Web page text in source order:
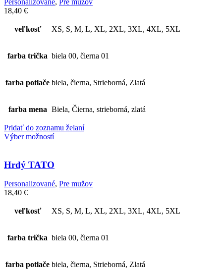
18,40 €
veľkosť XS, S, M, L, XL, 2XL, 3XL, 4XL, 5XL
farba trička biela 00, čierna 01
farba potlače biela, čierna, Strieborná, Zlatá
farba mena Biela, Čierna, strieborná, zlatá
Pridať do zoznamu želaní
Výber možností
Hrdý TATO
Personalizované, Pre mužov
18,40 €
veľkosť XS, S, M, L, XL, 2XL, 3XL, 4XL, 5XL
farba trička biela 00, čierna 01
farba potlače biela, čierna, Strieborná, Zlatá